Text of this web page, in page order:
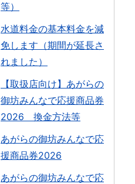
等）
水道料金の基本料金を減
免します（期間が延長さ
れました）
【取扱店向け】あがらの
御坊みんなで応援商品券
2026 換金方法等
あがらの御坊みんなで応
援商品券2026
あがらの御坊みんなで応